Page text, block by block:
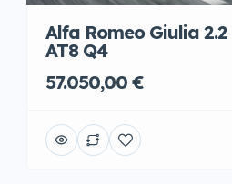
Alfa Romeo Giulia
AT8 Q4
57.050,00 €